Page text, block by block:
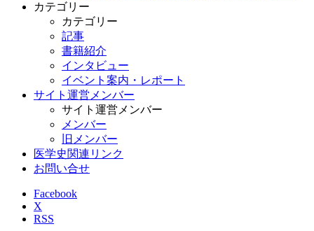
カテゴリー
カテゴリー
記事
書籍紹介
インタビュー
イベント案内・レポート
サイト運営メンバー
サイト運営メンバー
メンバー
旧メンバー
医学史関連リンク
お問い合せ
Facebook
X
RSS